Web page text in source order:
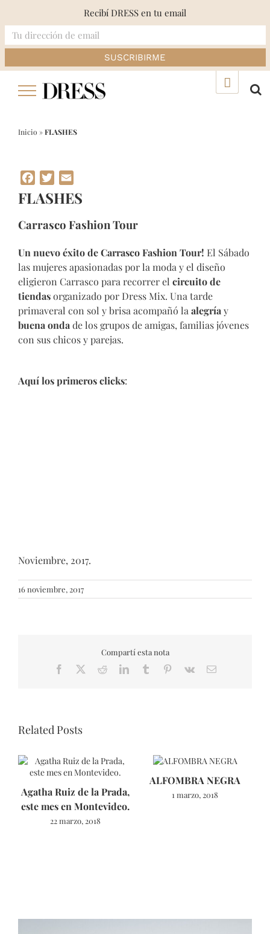
Inicio »FLASHES
Facebook
Twitter
FLASHES
Carrasco Fashion Tour
Un nuevo éxito de Carrasco Fashion Tour! El Sábado
las mujeres apasionadas por la moda y el diseño
eligieron Carrasco para recorrer el circuito de
tiendasorganizado por Dress Mix. Una tarde
primaveral con sol y brisa acompañó la alegría y
buena onda de los grupos de amigas, familias jóvenes
con sus chicos y parejas.
Aquí los primeros clicks:
Noviembre, 2017.
16 noviembre, 2017
Compartí esta nota
Facebook RedditLinkedInTumblr Pinterest
Vk Email
Related Posts
Agatha Ruiz de la Prada,
este mes en Montevideo.
22 marzo, 2018
ALFOMBRA NEGRA
1 marzo, 2018
Recibí DRESS en tu email